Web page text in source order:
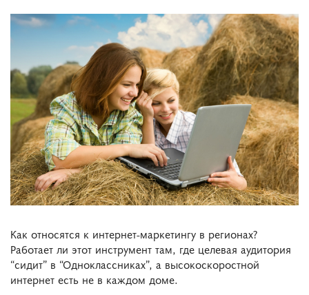
Как относятся к интернет-маркетингу в регионах?
Работает ли этот инструмент там, где целевая аудитория
“сидит” в “Одноклассниках”, а высокоскоростной
интернет есть не в каждом доме.